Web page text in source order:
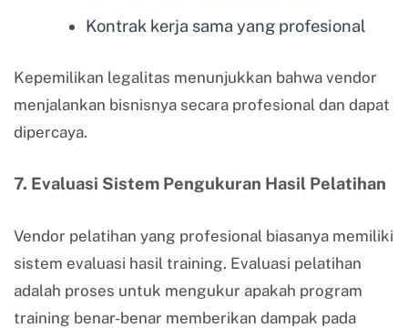
Kontrak kerja sama yang profesional
Kepemilikan legalitas menunjukkan bahwa vendor
menjalankan bisnisnya secara profesional dan dapat
dipercaya.
7. Evaluasi Sistem Pengukuran Hasil Pelatihan
Vendor pelatihan yang profesional biasanya memiliki
sistem evaluasi hasil training. Evaluasi pelatihan
adalah proses untuk mengukur apakah program
training benar-benar memberikan dampak pada